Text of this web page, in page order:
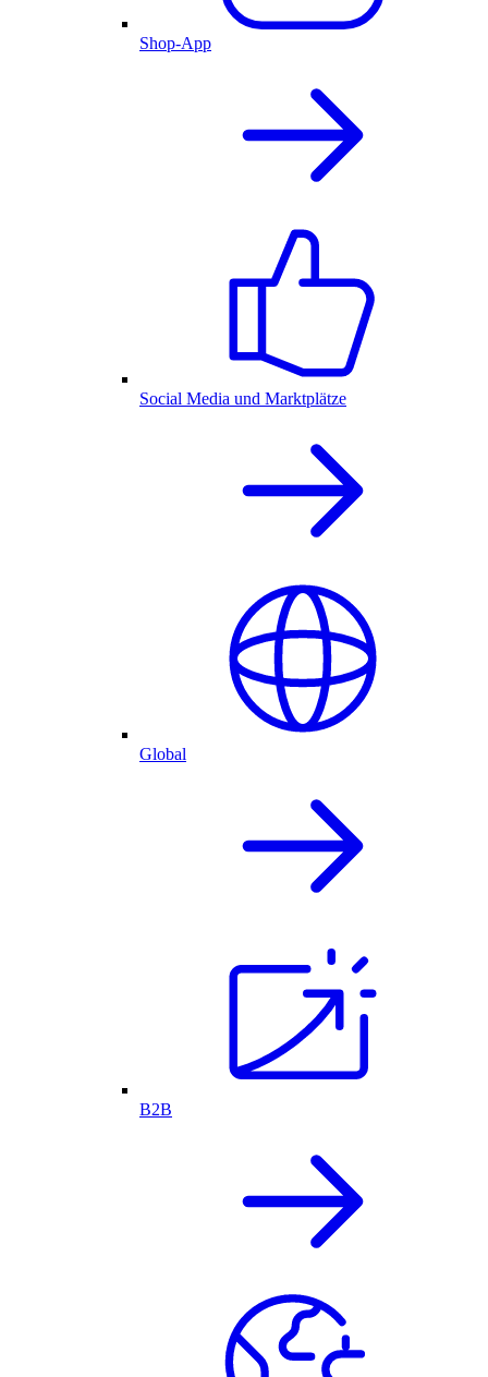
Shop-App
Social Media und Marktplätze
Global
B2B